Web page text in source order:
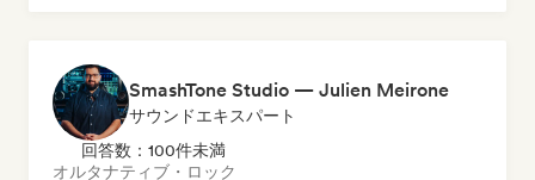
SmashTone Studio — Julien Meirone
サウンドエキスパート
回答数：100件未満
オルタナティブ・ロック